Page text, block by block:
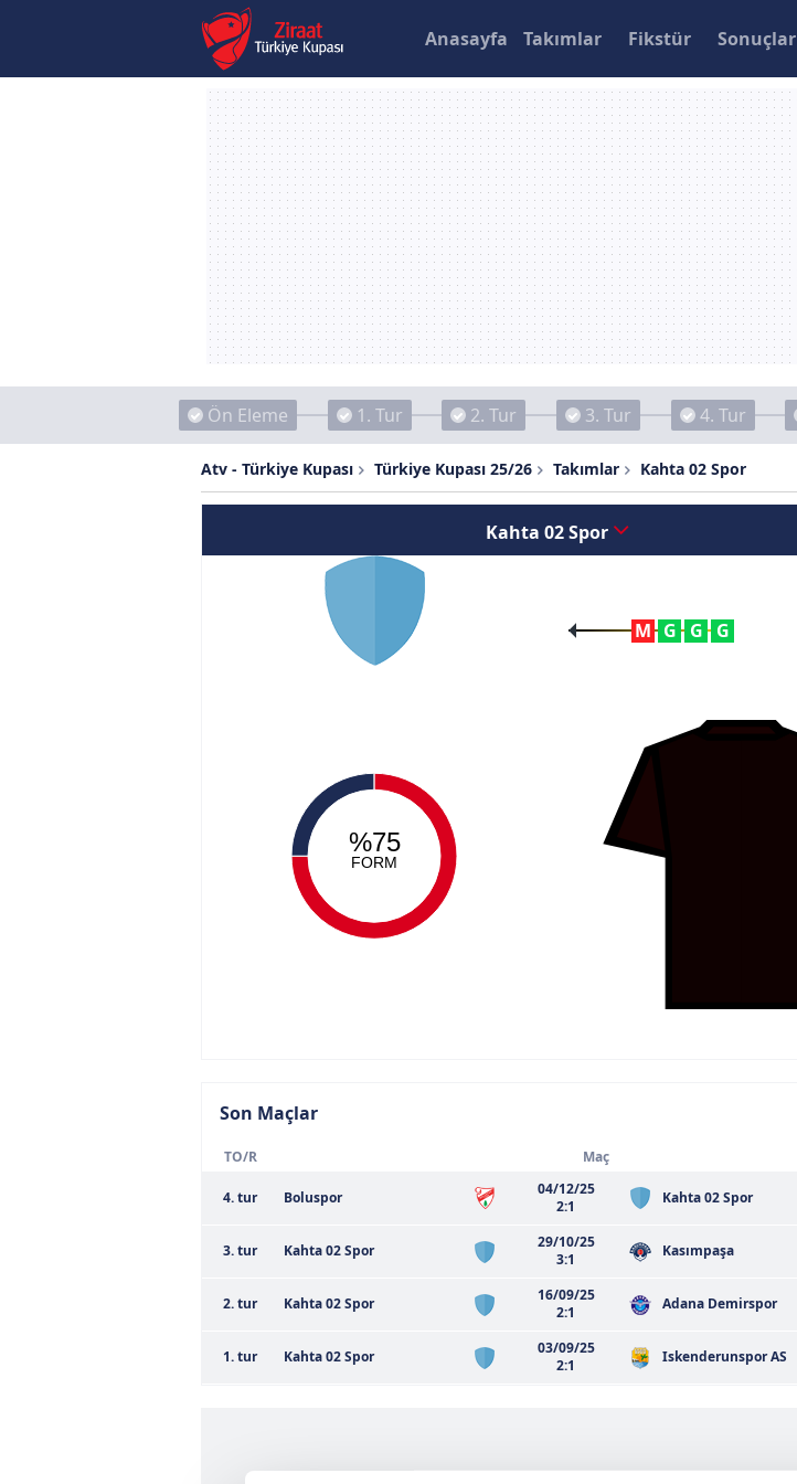
Anasayfa Takımlar Fikstür Sonuçlar
Ön Eleme 1. Tur 2. Tur 3. Tur 4. Tur
Atv - Türkiye Kupası Türkiye Kupası 25/26 Takımlar Kahta 02 Spor
Kahta 02 Spor
M G G G
%75
FORM
Son Maçlar
TO/R Maç
4. tur Boluspor
04/12/25
2:1
Kahta 02 Spor
3. tur Kahta 02 Spor
29/10/25
3:1
Kasımpaşa
2. tur Kahta 02 Spor
16/09/25
2:1
Adana Demirspor
1. tur Kahta 02 Spor
03/09/25
2:1
Iskenderunspor AS